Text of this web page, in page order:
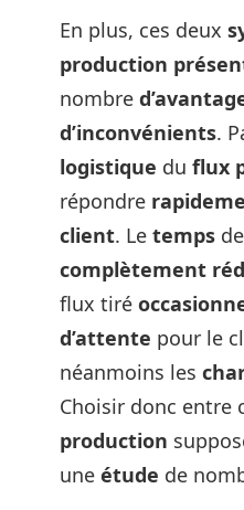
En plus, ces deux
production
nombre
d’inconvénients.
logistique du flux
répondre
client. Le temps de
complètement
flux tiré
d’attente pour le
néanmoins les
Choisir donc entre
production
une étude de